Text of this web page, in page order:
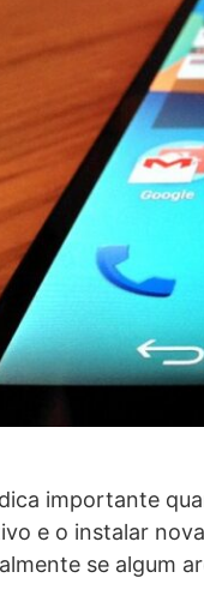
importante
e o instalar
se algum